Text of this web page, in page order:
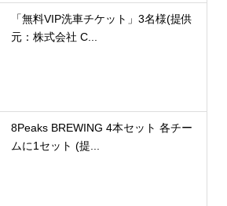
「無料VIP洗車チケット」3名様(提供
元：株式会社 C...
8Peaks BREWING 4本セット 各チー
ムに1セット (提...